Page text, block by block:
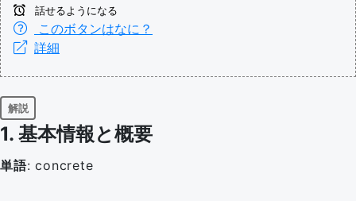
話せるようになる
このボタンはなに？
詳細
解説
1. 基本情報と概要
単語: concrete